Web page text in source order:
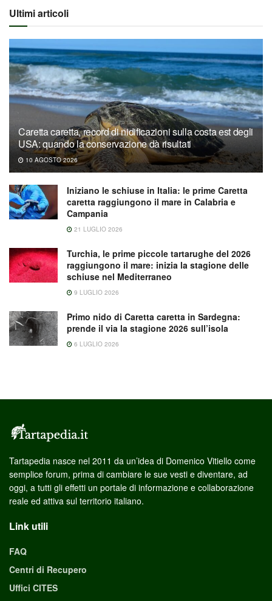
Ultimi articoli
Caretta caretta, record di nidificazioni sulla costa est degli
USA: quando la conservazione dà risultati
10 AGOSTO 2026
Iniziano le schiuse in Italia: le prime Caretta
caretta raggiungono il mare in Calabria e
Campania
21 LUGLIO 2026
Turchia, le prime piccole tartarughe del 2026
raggiungono il mare: inizia la stagione delle
schiuse nel Mediterraneo
9 LUGLIO 2026
Primo nido di Caretta caretta in Sardegna:
prende il via la stagione 2026 sull’isola
6 LUGLIO 2026
Tartapedia nasce nel 2011 da un’idea di Domenico Vitiello come
semplice forum, prima di cambiare le sue vesti e diventare, ad
oggi, a tutti gli effetti un portale di informazione e collaborazione
reale ed attiva sul territorio italiano.
Link utili
FAQ
Centri di Recupero
Uffici CITES